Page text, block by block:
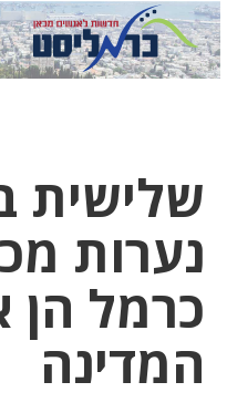
שלישית
נערות
כרמל הן
המדינה